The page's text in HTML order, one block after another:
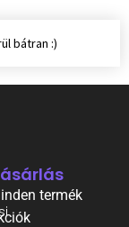
bátran :)
termék